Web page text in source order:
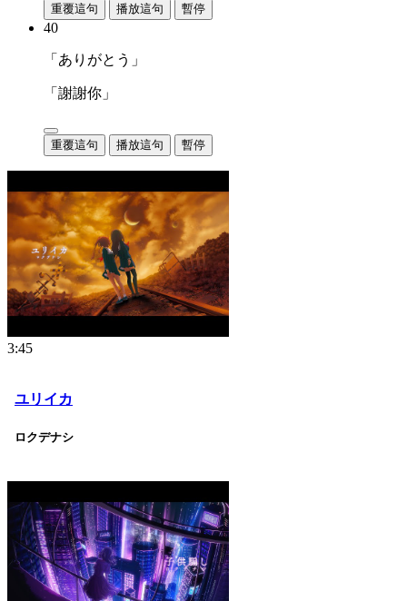
重覆這句 播放這句 暫停
40
「ありがとう」
「謝謝你」
重覆這句 播放這句 暫停
3:45
ユリイカ
ロクデナシ